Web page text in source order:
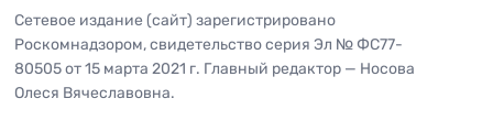
Сетевое издание (сайт) зарегистрировано
Роскомнадзором, свидетельство серия Эл № ФС77-
80505 от 15 марта 2021 г. Главный редактор — Носова
Олеся Вячеславовна.